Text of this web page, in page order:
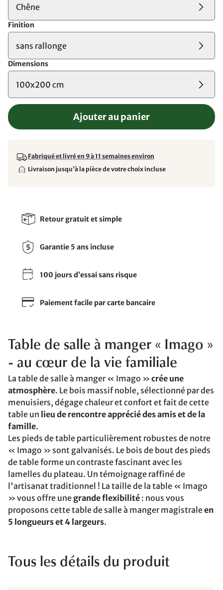
Chêne
Finition
sans rallonge
Dimensions
100x200 cm
Ajouter au panier
Fabriqué et livré en 9 à 11 semaines environ
Livraison jusqu'à la pièce de votre choix incluse
Retour gratuit et simple
Garantie 5 ans incluse
100 jours d’essai sans risque
Paiement facile par carte bancaire
Table de salle à manger « Imago »
- au cœur de la vie familiale
La table de salle à manger « Imago » crée une
atmosphère. Le bois massif noble, sélectionné par des
menuisiers, dégage chaleur et confort et fait de cette
table un lieu de rencontre apprécié des amis et de la
famille.
Les pieds de table particulièrement robustes de notre
« Imago » sont galvanisés. Le bois de bout des pieds
de table forme un contraste fascinant avec les
lamelles du plateau. Un témoignage raffiné de
l'artisanat traditionnel ! La taille de la table « Imago
» vous offre une grande flexibilité : nous vous
proposons cette table de salle à manger magistraleen
5 longueurs et 4 largeurs.
Tous les détails du produit